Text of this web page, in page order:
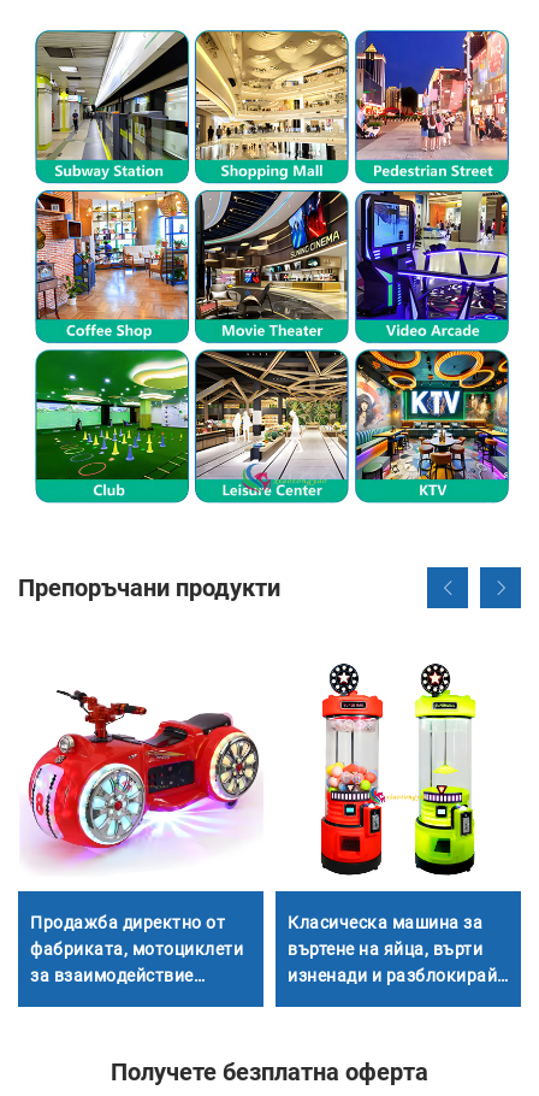
Препоръчани продукти
Продажба директно от
фабриката, мотоциклети
за взаимодействие
развлечения,
Класическа машина за
въртене на яйца, върти
изненади и разблокирай
Получете безплатна оферта